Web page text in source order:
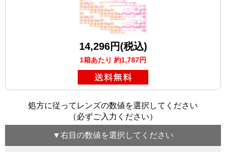
14,296円(税込)
1箱あたり 約1,787円
処方に従ってレンズの数値を選択してください
（必ずご入力ください）
▼右目 の数値を選択してください